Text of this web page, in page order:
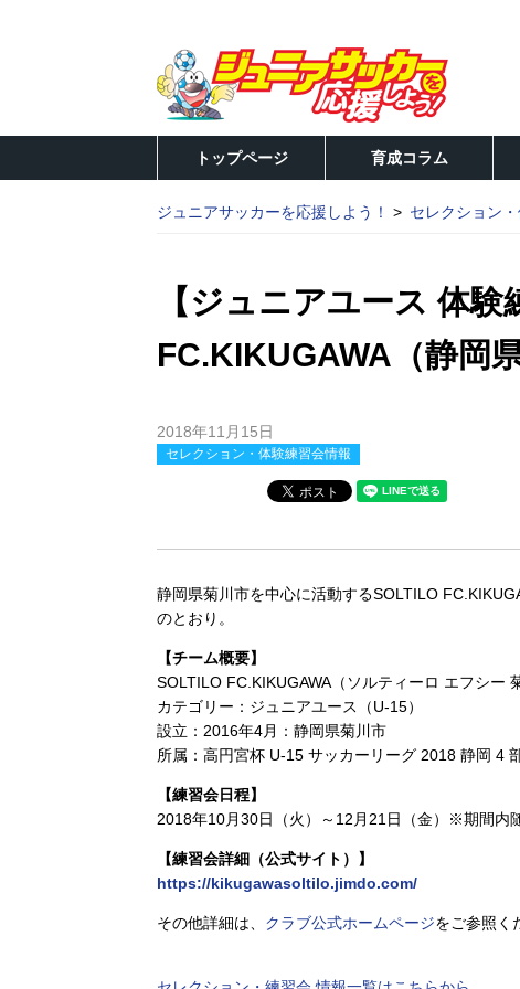
トップページ 育成コラム
ジュニアサッカーを応援しよう！ セレクション
【ジュニアユース 体
FC.KIKUGAWA（静岡県
2018年11月15日
セレクション・体験練習会情報
静岡県菊川市を中心に活動するSOLTILO
のとおり。
【チーム概要】
SOLTILO FC.KIKUGAWA（ソルティーロ エフシー
カテゴリー：ジュニアユース（U-15）
設立：2016年4月：静岡県菊川市
所属：高円宮杯 U-15 サッカーリーグ 2018 静岡 4
【練習会日程】
2018年10月30日（火）～12月21日（金）※期間内
【練習会詳細（公式サイト）】
https://kikugawasoltilo.jimdo.com/
その他詳細は、 クラブ公式ホームページをご参照く